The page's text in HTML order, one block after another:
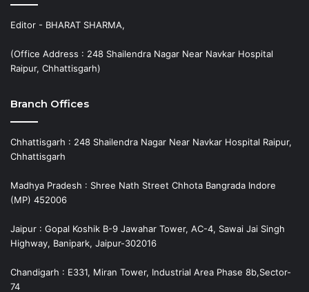
Editor - BHARAT SHARMA,
(Office Address : 248 Shailendra Nagar Near Navkar Hospital
Raipur, Chhattisgarh)
Branch Offices
Chhattisgarh : 248 Shailendra Nagar Near Navkar Hospital Raipur,
Chhattisgarh
Madhya Pradesh : Shree Nath Street Chhota Bangrada Indore
(MP) 452006
Jaipur : Gopal Koshik B-9 Jawahar Tower, AC-4, Sawai Jai Singh
Highway, Banipark, Jaipur-302016
Chandigarh : E331, Miran Tower, Industrial Area Phase 8b,Sector-
74